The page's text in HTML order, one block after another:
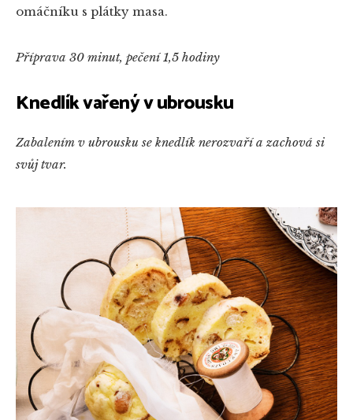
omáčníku s plátky masa.
Příprava 30 minut, pečení 1,5 hodiny
Knedlík vařený v ubrousku
Zabalením v ubrousku se knedlík nerozvaří a zachová si
svůj tvar.